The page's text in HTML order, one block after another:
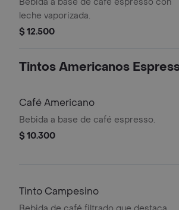
leche vaporizada.
$ 12.500
Tintos Americanos
Café Americano
Bebida a base de café espresso.
$ 10.300
Tinto Campesino